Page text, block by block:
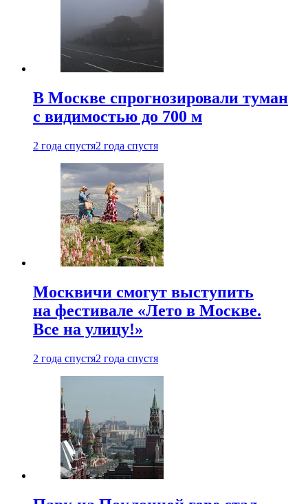
В Москве спрогнозировали туман
с видимостью до 700 м
2 года спустя2 года спустя
Москвичи смогут выступить
на фестивале «Лето в Москве.
Все на улицу!»
2 года спустя2 года спустя